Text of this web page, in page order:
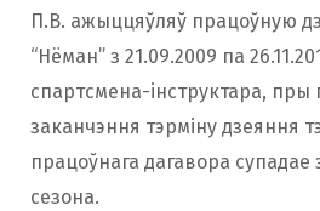
П.В. ажыццяўляў працоўную
“Нёман” з 21.09.2009 па
спартсмена-інструктара, пры
заканчэння тэрміну дзеяння
працоўнага дагавора супадае
сезона.